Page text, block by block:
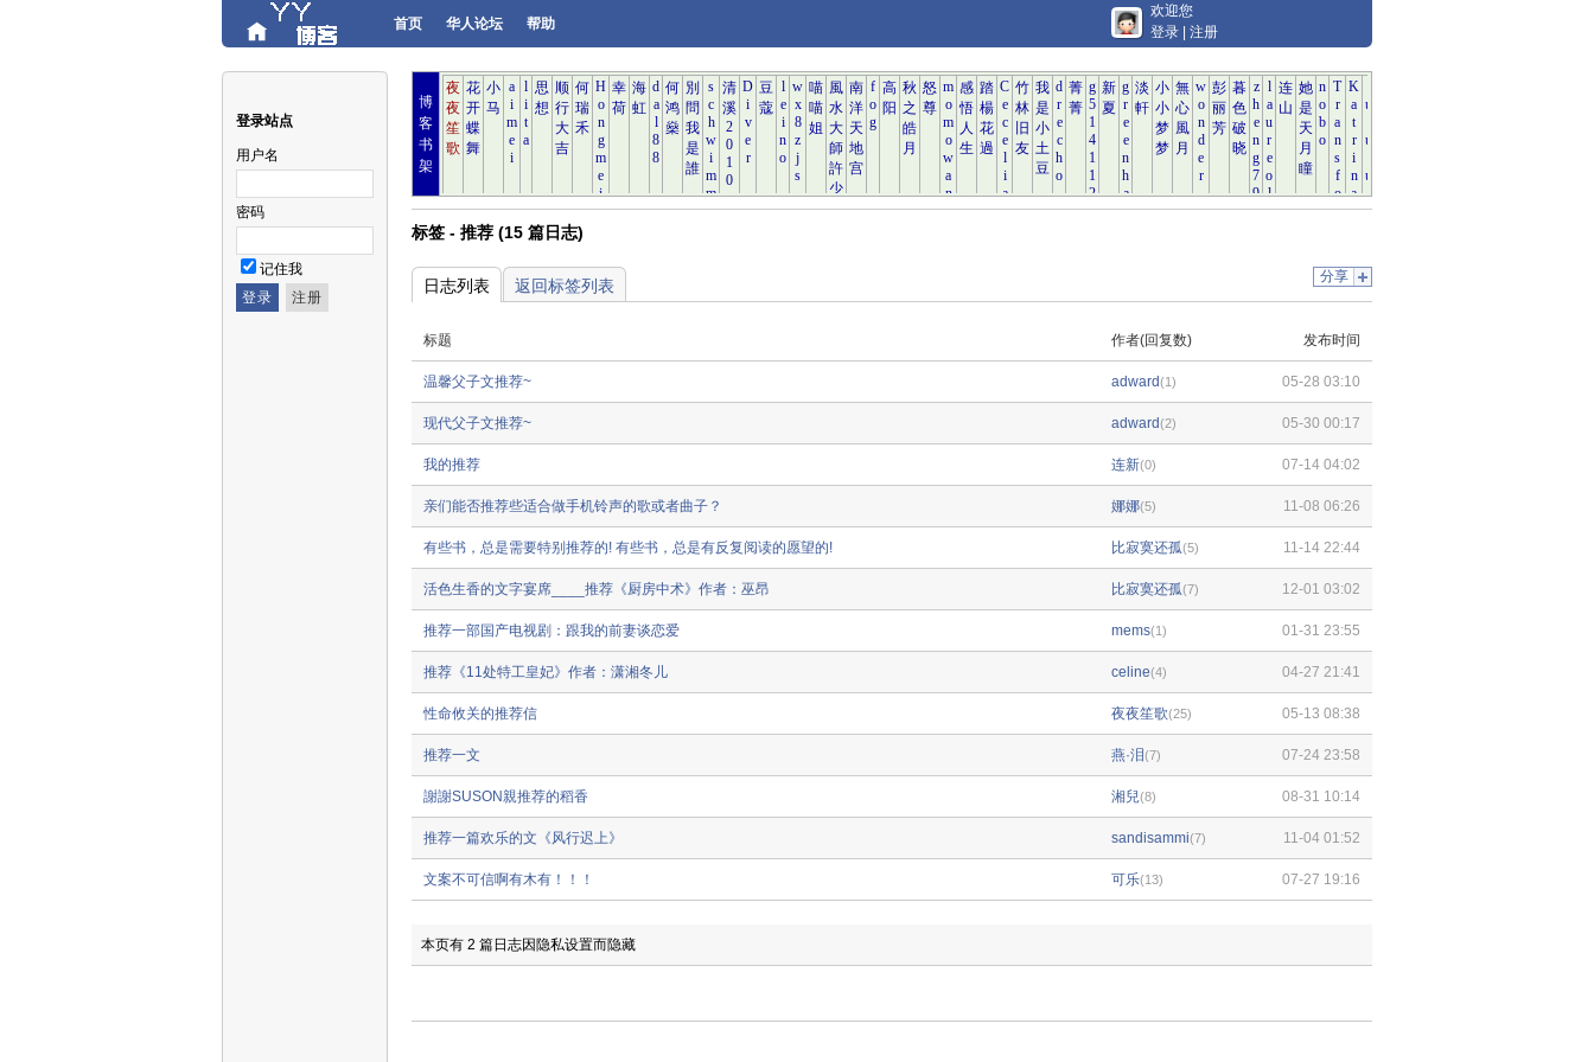
首页 华人论坛 帮助
欢迎您
登录
注册
登录站点
用户名
密码
记住我
博
客
书
架
标签 - 推荐 (15 篇日志)
分享
日志列表 返回标签列表
标题 作者(回复数) 发布时间
温馨父子文推荐~ adward(1) 05-28 03:10
现代父子文推荐~ adward(2) 05-30 00:17
我的推荐 连新(0) 07-14 04:02
亲们能否推荐些适合做手机铃声的歌或者曲子？ 娜娜(5) 11-08 06:26
有些书，总是需要特别推荐的! 有些书，总是有反复阅读的愿望的! 比寂寞还孤(5) 11-14 22:44
活色生香的文字宴席____推荐《厨房中术》作者：巫昂 比寂寞还孤(7) 12-01 03:02
推荐一部国产电视剧：跟我的前妻谈恋爱 mems(1) 01-31 23:55
推荐《11处特工皇妃》作者：潇湘冬儿 celine(4) 04-27 21:41
性命攸关的推荐信 夜夜笙歌(25) 05-13 08:38
推荐一文 燕·泪(7) 07-24 23:58
謝謝SUSON親推荐的稻香 湘兒(8) 08-31 10:14
推荐一篇欢乐的文《风行迟上》 sandisammi(7) 11-04 01:52
文案不可信啊有木有！！！ 可乐(13) 07-27 19:16
本页有 2 篇日志因隐私设置而隐藏